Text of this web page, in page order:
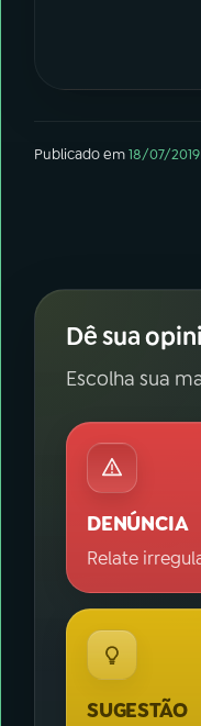
Publicado em18/07/2019
Dê sua
Escolha sua
DENÚNCIA
Relate
SUGESTÃO